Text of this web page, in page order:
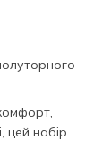
цей набір